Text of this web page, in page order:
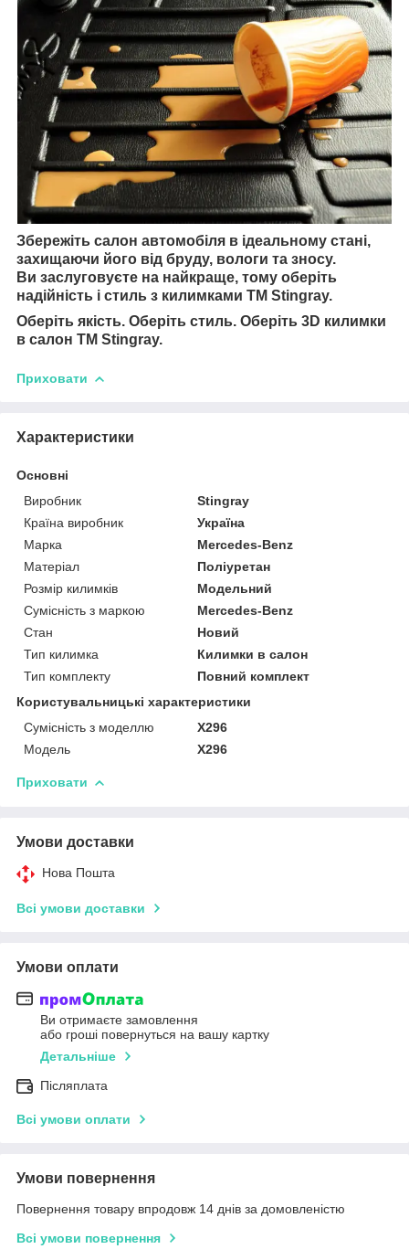
Збережіть салон автомобіля в ідеальному стані,
захищаючи його від бруду, вологи та зносу.
Ви заслуговуєте на найкраще, тому оберіть
надійність і стиль з килимками TM Stingray.
Оберіть якість. Оберіть стиль. Оберіть 3D килимки
в салон TM Stingray.
Приховати
Характеристики
Основні
Виробник
Stingray
Країна виробник
Україна
Марка
Mercedes-Benz
Матеріал
Поліуретан
Розмір килимків
Модельний
Сумісність з маркою
Mercedes-Benz
Стан
Новий
Тип килимка
Килимки в салон
Тип комплекту
Повний комплект
Користувальницькі характеристики
Сумісність з моделлю
X296
Мoдель
X296
Приховати
Умови доставки
Нова Пошта
Всі умови доставки
Умови оплати
Ви отримаєте замовлення
або гроші повернуться на вашу картку
Детальніше
Післяплата
Всі умови оплати
Умови повернення
Повернення товару впродовж 14 днів за домовленістю
Всі умови повернення